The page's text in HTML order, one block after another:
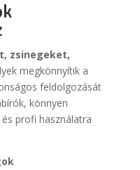
zsinegeket,
megkönnyítik a
feldolgozását
könnyen
profi használatra